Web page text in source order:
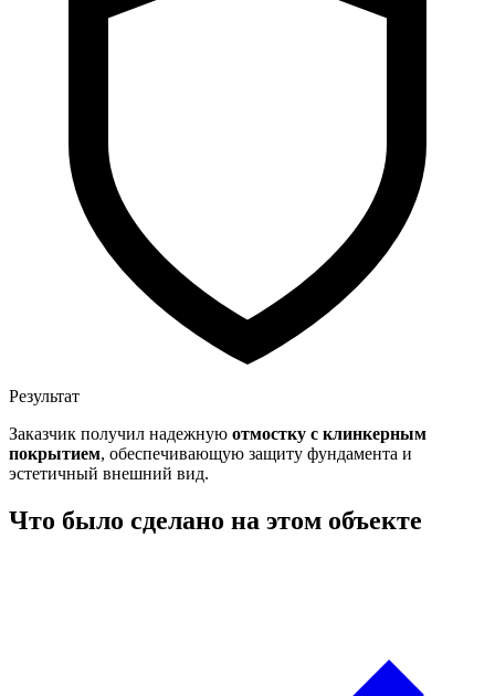
Результат
Заказчик получил надежную отмостку с клинкерным
покрытием, обеспечивающую защиту фундамента и
эстетичный внешний вид.
Что было сделано на этом объекте